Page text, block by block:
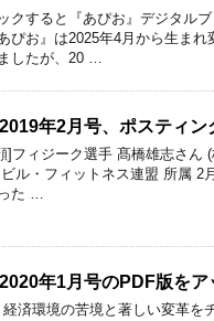
クすると『あぴお』デジタル
ぴお』は2025年4月から生ま
したが、20 …
2019年2月号、ポスティ
]フィジーク選手 髙橋雄志さん
ル・フィットネス連盟 所属 2
た …
2020年1月号のPDF版を
済環境の苦境と著しい変革